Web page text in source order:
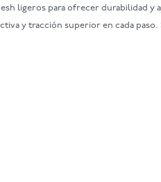
ligeros para ofrecer durabilidad y
y tracción superior en cada